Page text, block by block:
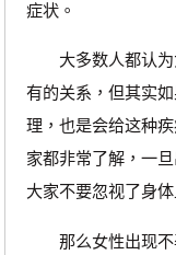
症状。
大多数人都认为
有的关系，但其实
理，也是会给这种
家都非常了解，一
大家不要忽视了身
那么女性出现不